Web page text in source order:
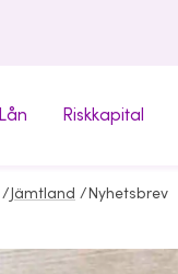
Lån Riskkapital
/ Jämtland / Nyhetsbrev